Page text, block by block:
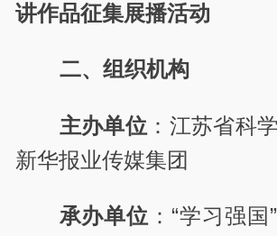
讲作品征集展播活动
二、组织机构
主办单位 ：江苏省科
新华报业传媒集团
承办单位 ：“学习强